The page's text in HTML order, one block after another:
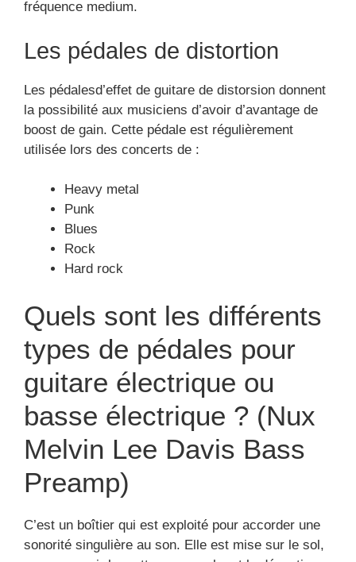
Quels sont les différents
guitare électrique ou
basse électrique ? (Nux
Preamp)
C’est un boîtier qui est exploité pour accorder une
sonorité singulière au son. Elle est mise sur le sol,
grâce à la pression du pied sur la pédale. La pédale
d’effet fonctionne grâce à une pile ou par un
adaptateur relié sur une prise électrique. Il y a des
types de pédales d’effets de guitares électriques et
pour basses électriques :
Pédales de distortion
pédales de filtres
pédales de delays
pédales de modulation
Elle peut être branchée sur d’autres instruments tel
que les synthés.